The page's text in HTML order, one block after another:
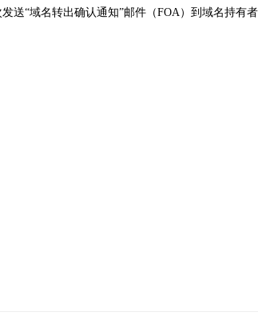
送“域名转出确认通知”邮件（FOA）到域名持有